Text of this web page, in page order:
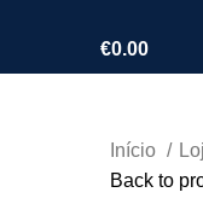
€0.00
Início
Back to